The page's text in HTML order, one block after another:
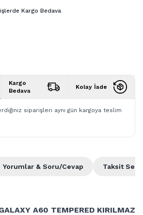
Kargo Bedava
Kargo
Bedava
Kolay İade
siparişleri aynı gün kargoya teslim
Taksit
Yorumlar & Soru/Cevap
A60 TEMPERED KIRILMAZ